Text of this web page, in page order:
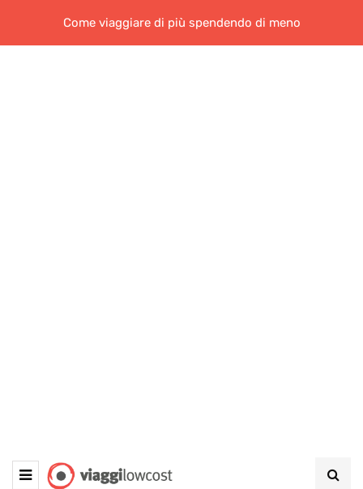
Come viaggiare di più spendendo di meno